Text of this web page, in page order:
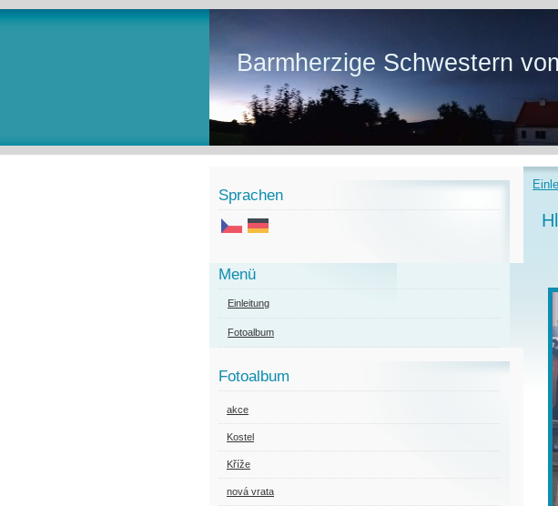
Barmherzige Schwestern
Sprachen
Menü
Einleitung
Fotoalbum
Fotoalbum
akce
Kostel
Kříže
nová vrata